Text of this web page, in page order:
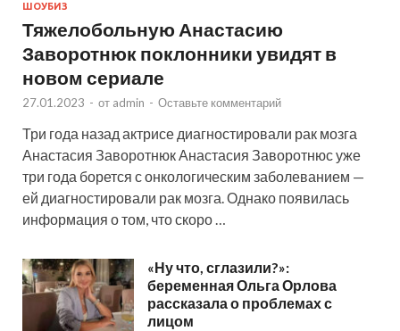
ШОУБИЗ
Тяжелобольную Анастасию
Заворотнюк поклонники увидят в
новом сериале
27.01.2023 - от admin - Оставьте комментарий
Три года назад актрисе диагностировали рак мозга
Анастасия Заворотнюк Анастасия Заворотнюс уже
три года борется с онкологическим заболеванием —
ей диагностировали рак мозга. Однако появилась
информация о том, что скоро …
«Ну что, сглазили?»:
беременная Ольга Орлова
рассказала о проблемах с
лицом